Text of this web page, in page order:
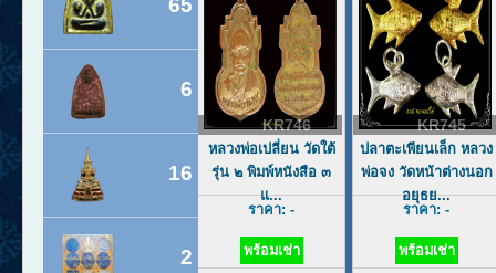
65
6
16
2
KR746
หลวงพ่อเปลี่ยน วัดใต้
รุ่น ๒ พิมพ์หนังสือ ๓
แ...
ราคา: -
พร้อมเช่า
KR745
ปลาตะเพียนเล็ก หลวง
พ่อจง วัดหน้าต่างนอก
อยุธย...
ราคา: -
พร้อมเช่า